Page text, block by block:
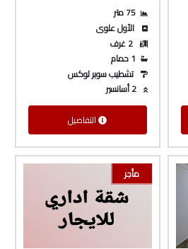
75 متر
الأول علوى
2 غرف
1 حمام
تشطيب سوبر لوكس
2 أسانسير
التفاصيل
مأجر